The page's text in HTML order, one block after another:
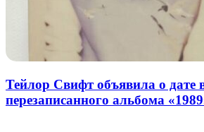
Тейлор Свифт объявила о дате
перезаписанного альбома